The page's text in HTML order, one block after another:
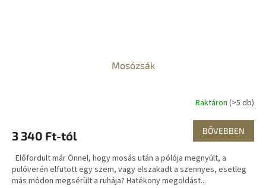
Mosózsák
Raktáron (>5 db)
3 340 Ft-tól BŐVEBBEN
Előfordult már Önnel, hogy mosás után a pólója megnyúlt, a
pulóverén elfutott egy szem, vagy elszakadt a szennyes, esetleg
más módon megsérült a ruhája? Hatékony megoldást...